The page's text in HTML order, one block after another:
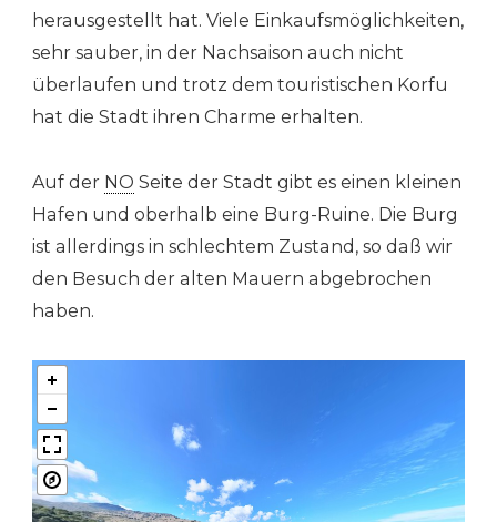
herausgestellt hat. Viele Einkaufsmöglichkeiten,
sehr sauber, in der Nachsaison auch nicht
überlaufen und trotz dem touristischen Korfu
hat die Stadt ihren Charme erhalten.
Auf der NO Seite der Stadt gibt es einen kleinen
Hafen und oberhalb eine Burg-Ruine. Die Burg
ist allerdings in schlechtem Zustand, so daß wir
den Besuch der alten Mauern abgebrochen
haben.